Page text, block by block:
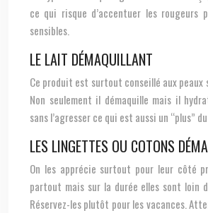
ce qui risque d’accentuer les rougeurs
sensibles.
LE LAIT DÉMAQUILLANT
Ce produit est surtout conseillé aux peaux
Non seulement il démaquille mais il
sans l’agresser ce qui est aussi un “plus”
LES LINGETTES OU COTONS
On les apprécie surtout pour leur côté
partout mais sur la durée elles sont loin
Réservez-les plutôt pour les vacances.